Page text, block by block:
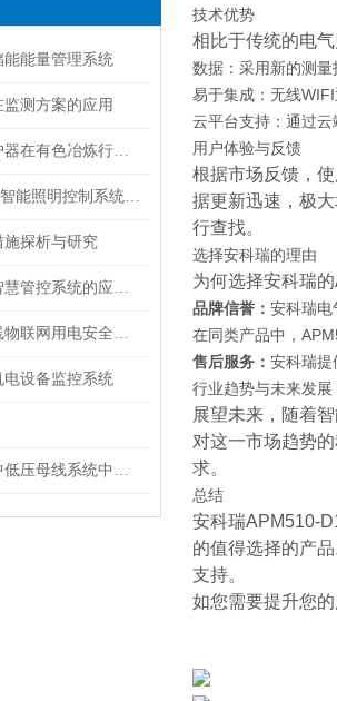
能量管理系统
测方案的应用
浅谈智能电动机保护器在有色冶炼行业中的应用
浅析基于IOT的LED智能照明控制系统设计方案
探析与研究
论速公路隧道机电智慧管控系统的应用与研究
浅析高校实验室无线物联网用电安全系统设计与应用
设备监控系统
浅析电弧光保护在中低压母线系统中的应用方案
技术优势
相比于传统的电
数据：采用新的测
易于集成：无线
云平台支持：通过
用户体验与反馈
根据市场反馈，
据更新迅速，极
行查找。
选择安科瑞的理由
为何选择安科瑞
品牌信誉： 安科瑞电
在同类产品中，
售后服务： 安科瑞提
行业趋势与未来发展
展望未来，随着
对这一市场趋势
求。
总结
安科瑞APM510-
的值得选择的产
支持。
如您需要提升您